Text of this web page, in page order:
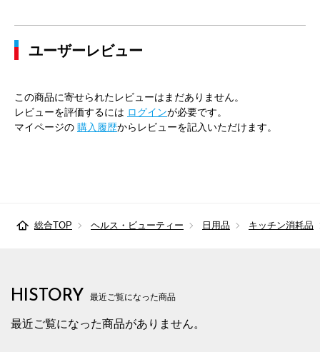
ユーザーレビュー
この商品に寄せられたレビューはまだありません。
レビューを評価するには ログインが必要です。
マイページの 購入履歴からレビューを記入いただけます。
総合TOP ヘルス・ビューティー 日用品 キッチン消耗品
HISTORY 最近ご覧になった商品
最近ご覧になった商品がありません。